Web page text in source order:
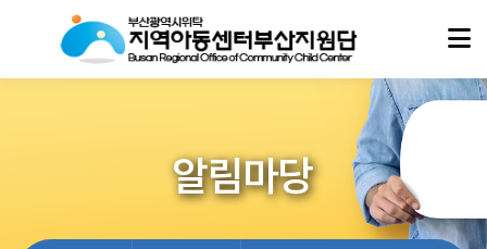
알림마당